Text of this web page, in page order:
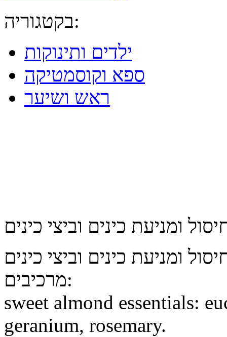
בקטגוריה:
ילדים ותינוקות
ספא וקוסמטיקה
ראש ושיער
מרכיבים:
sweet almond essentials:
geranium, rosemary.